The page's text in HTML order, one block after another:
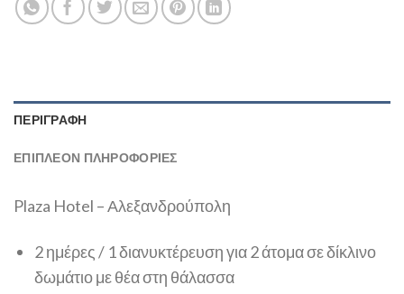
ΠΕΡΙΓΡΑΦΉ
ΕΠΙΠΛΈΟΝ ΠΛΗΡΟΦΟΡΊΕΣ
Plaza Hotel – Αλεξανδρούπολη
2 ημέρες / 1 διανυκτέρευση για 2 άτομα σε δίκλινο
δωμάτιο με θέα στη θάλασσα